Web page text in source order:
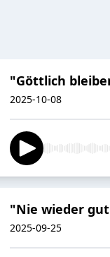
"Göttlich
2025-10-08
"Nie wieder
2025-09-25